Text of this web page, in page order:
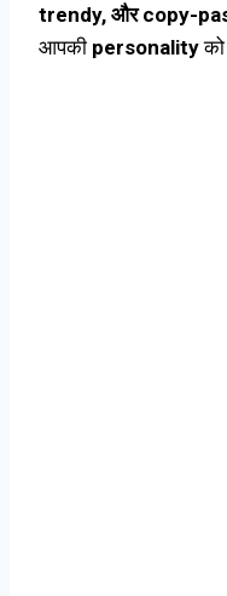
trendy, और copy-
आपकी personalityको